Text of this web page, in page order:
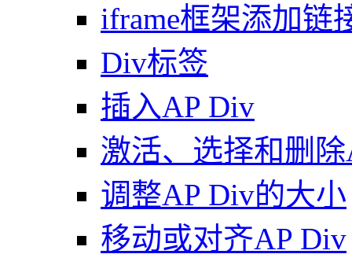
iframe框架添加链
Div标签
插入AP Div
激活、选择和删
调整AP Div的大小
移动或对齐AP Div